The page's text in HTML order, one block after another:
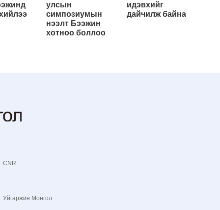
улсын
симпозиумын
нээлт Бээжин
хотноо боллоо
идэвхийг
дайчилж байна
CNR
Уйгаржин Монгол